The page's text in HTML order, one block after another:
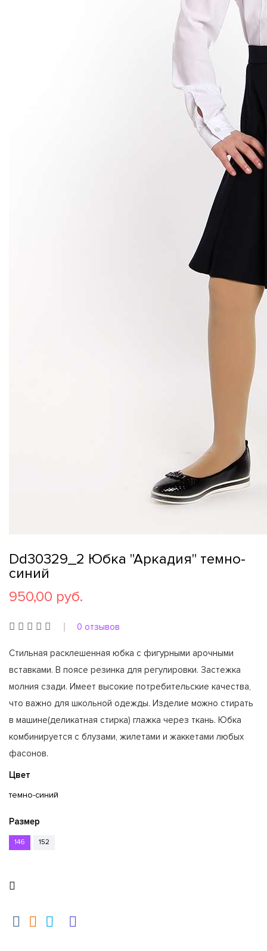
Dd30329_2 Юбка "Аркадия" темно-
синий
950,00 руб.
0 отзывов
Стильная расклешенная юбка с фигурными арочными
вставками. В поясе резинка для регулировки. Застежка
молния сзади. Имеет высокие потребительские качества,
что важно для школьной одежды. Изделие можно стирать
в машине(деликатная стирка) глажка через ткань. Юбка
комбинируется с блузами, жилетами и жаккетами любых
фасонов.
Цвет
темно-синий
Размер
146 152